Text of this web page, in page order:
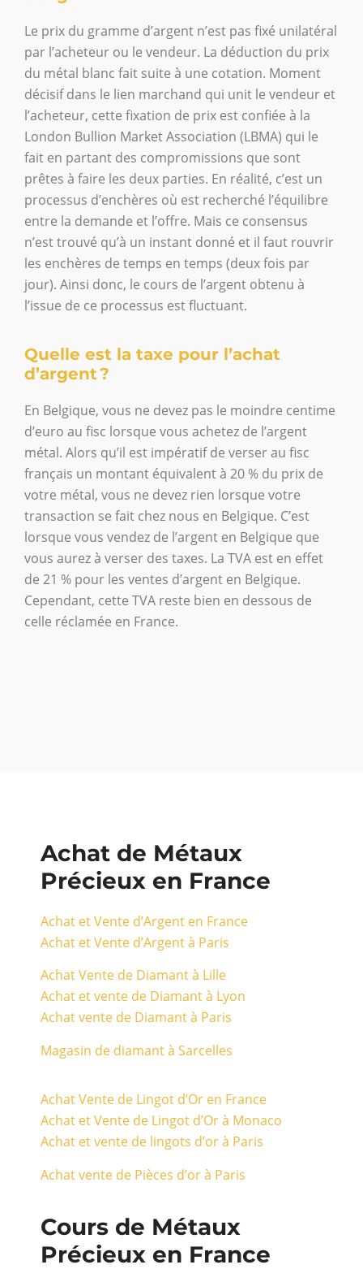
Le prix du gramme d’argent n’est pas fixé unilatéral
par l’acheteur ou le vendeur. La déduction du prix
du métal blanc fait suite à une cotation. Moment
décisif dans le lien marchand qui unit le vendeur et
l’acheteur, cette fixation de prix est confiée à la
London Bullion Market Association (LBMA) qui le
fait en partant des compromissions que sont
prêtes à faire les deux parties. En réalité, c’est un
processus d’enchères où est recherché l’équilibre
entre la demande et l’offre. Mais ce consensus
n’est trouvé qu’à un instant donné et il faut rouvrir
les enchères de temps en temps (deux fois par
jour). Ainsi donc, le cours de l’argent obtenu à
l’issue de ce processus est fluctuant.
Quelle est la taxe pour l’achat
d’argent ?
En Belgique, vous ne devez pas le moindre centime
d’euro au fisc lorsque vous achetez de l’argent
métal. Alors qu’il est impératif de verser au fisc
français un montant équivalent à 20 % du prix de
votre métal, vous ne devez rien lorsque votre
transaction se fait chez nous en Belgique. C’est
lorsque vous vendez de l’argent en Belgique que
vous aurez à verser des taxes. La TVA est en effet
de 21 % pour les ventes d’argent en Belgique.
Cependant, cette TVA reste bien en dessous de
celle réclamée en France.
Achat de Métaux
Précieux en France
Achat et Vente d’Argent en France
Achat et Vente d’Argent à Paris
Achat Vente de Diamant à Lille
Achat et vente de Diamant à Lyon
Achat vente de Diamant à Paris
Magasin de diamant à Sarcelles
Achat Vente de Lingot d’Or en France
Achat et Vente de Lingot d’Or à Monaco
Achat et vente de lingots d’or à Paris
Achat vente de Pièces d’or à Paris
Cours de Métaux
Précieux en France